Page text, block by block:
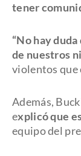
tener
“No hay
de nuestros
violentos que
Además,
explicó que
equipo del